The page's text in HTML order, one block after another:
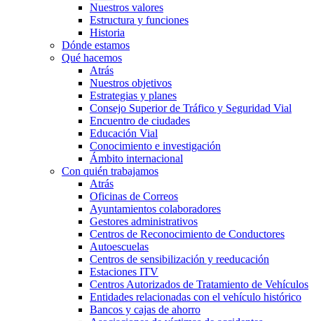
Nuestros valores
Estructura y funciones
Historia
Dónde estamos
Qué hacemos
Atrás
Nuestros objetivos
Estrategias y planes
Consejo Superior de Tráfico y Seguridad Vial
Encuentro de ciudades
Educación Vial
Conocimiento e investigación
Ámbito internacional
Con quién trabajamos
Atrás
Oficinas de Correos
Ayuntamientos colaboradores
Gestores administrativos
Centros de Reconocimiento de Conductores
Autoescuelas
Centros de sensibilización y reeducación
Estaciones ITV
Centros Autorizados de Tratamiento de Vehículos
Entidades relacionadas con el vehículo histórico
Bancos y cajas de ahorro